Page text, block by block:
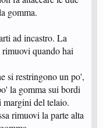
gomma.
ad incastro. La
quando hai
si restringono un po',
la gomma sui bordi
margini del telaio.
rimuovi la parte alta